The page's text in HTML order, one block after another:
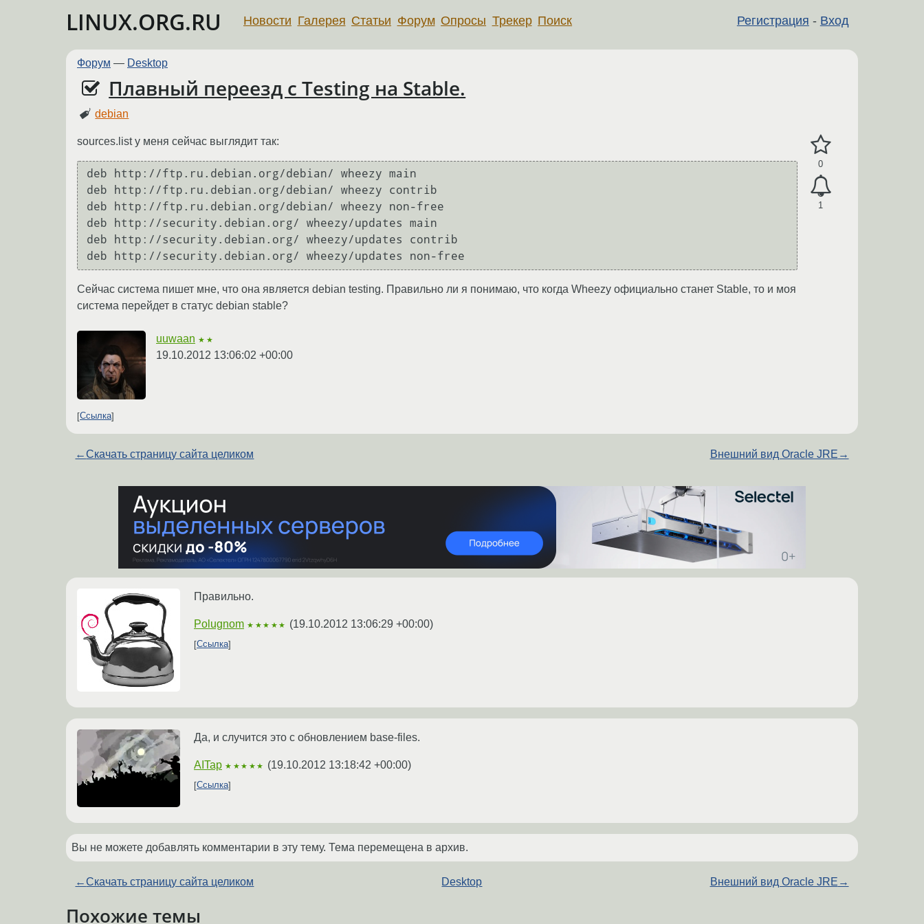
LINUX.ORG.RU Регистрация - Вход
Новости Галерея Статьи Форум Опросы Трекер Поиск
Форум — Desktop
Плавный переезд с Testing на Stable.
debian
0
1
sources.list у меня сейчас выглядит так:
deb http://ftp.ru.debian.org/debian/ wheezy main
deb http://ftp.ru.debian.org/debian/ wheezy contrib
deb http://ftp.ru.debian.org/debian/ wheezy non-free
deb http://security.debian.org/ wheezy/updates main
deb http://security.debian.org/ wheezy/updates contrib
Сейчас система пишет мне, что она является debian testing. Правильно ли я понимаю, что когда Wheezy официально станет Stable, то и моя
система перейдет в статус debian stable?
uuwaan ★★
19.10.2012 13:06:02 +00:00
Ссылка
←Скачать страницу сайта целиком Внешний вид Oracle JRE →
Правильно.
Polugnom ★★★★★ (19.10.2012 13:06:29 +00:00)
Ссылка
Да, и случится это с обновлением base-files.
AITap ★★★★★ (19.10.2012 13:18:42 +00:00)
Ссылка
Вы не можете добавлять комментарии в эту тему. Тема перемещена в архив.
←Скачать страницу сайта целиком Desktop Внешний вид Oracle JRE →
Похожие темы